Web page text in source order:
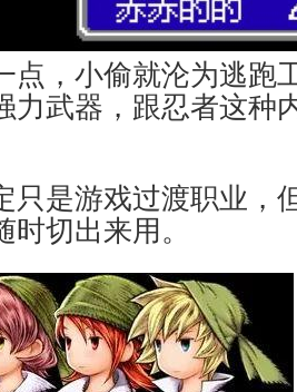
点，小偷就沦为逃跑
力武器，跟忍者这种
只是游戏过渡职业，
切出来用。